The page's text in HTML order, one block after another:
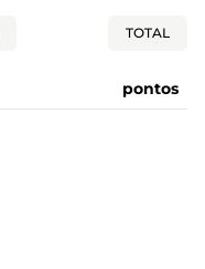
TOTAL
pontos